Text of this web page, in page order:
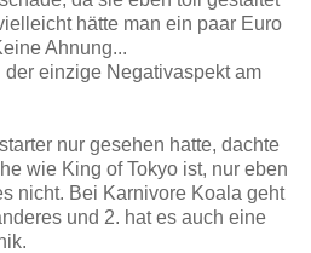
hätte man ein paar Euro
Ahnung...
einzige Negativaspekt am
nur gesehen hatte, dachte
wie King of Tokyo ist, nur eben
nicht. Bei Karnivore Koala geht
und 2. hat es auch eine